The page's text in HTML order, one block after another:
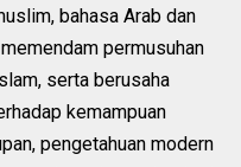
bahasa Arab dan
permusuhan
serta berusaha
kemampuan
pengetahuan modern